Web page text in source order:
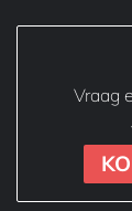
Vraag